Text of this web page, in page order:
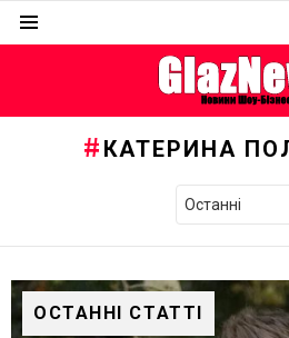
КАТЕРИНА
ОСТАННІ СТАТТІ